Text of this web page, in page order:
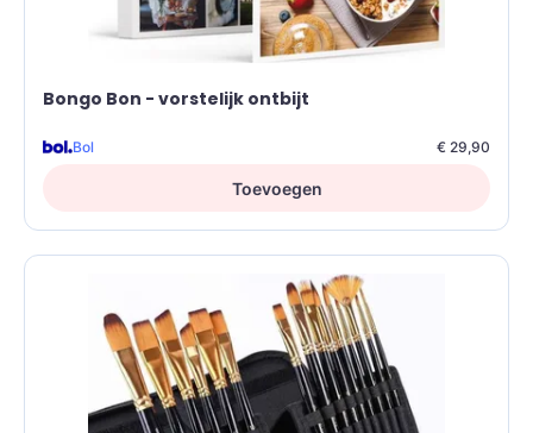
Bongo Bon - vorstelijk ontbijt
Bol € 29,90
Toevoegen